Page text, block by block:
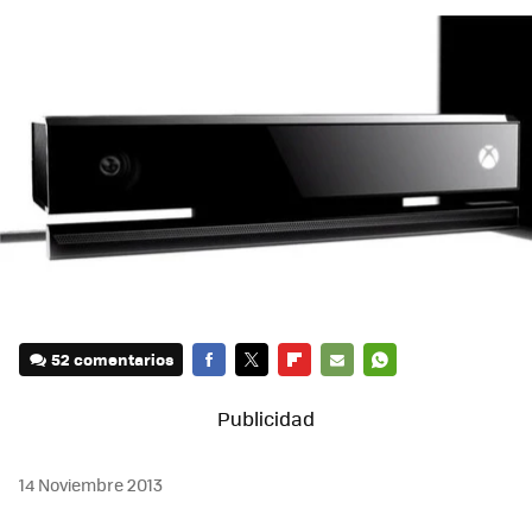
52 comentarios
14 Noviembre 2013